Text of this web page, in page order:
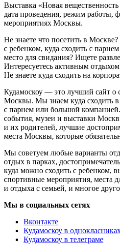
Выставка «Новая
дата проведения, режим работы,
мероприятиях Москвы.
Не знаете что посетить в
с ребенком, куда сходить с
место для свидания? Ищете
Интересуетесь активным
Не знаете куда сходить на
Кудамоскоу — это лучший сайт о
Москвы. Мы знаем куда сходить
с парнем или большой
события, музеи и выставки
и их родителей, лучшие
места Москвы, которые
Мы советуем любые варианты
отдых в парках,
куда можно сходить с ребенком,
спортивные мероприятия, места
и отдыха с семьей, и многое
Мы в социальных сетях
Вконтакте
Кудамоскоу в
Кудамоскоу в телеграме